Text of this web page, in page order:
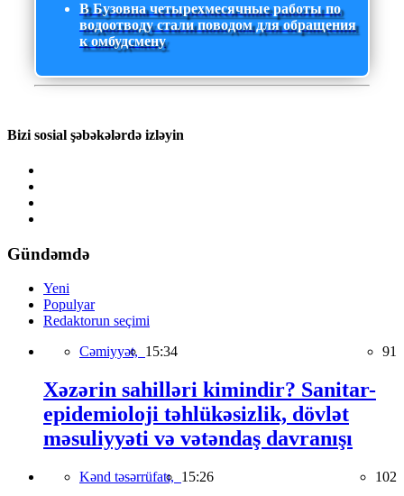
В Бузовна четырехмесячные работы по
водоотводу стали поводом для обращения
к омбудсмену
Bizi sosial şəbəkələrdə izləyin
Gündəmdə
Yeni
Populyar
Redaktorun seçimi
Cəmiyyət, 15:34 91
Xəzərin sahilləri kimindir? Sanitar-
epidemioloji təhlükəsizlik, dövlət
məsuliyyəti və vətəndaş davranışı
Kənd təsərrüfatı, 15:26 102